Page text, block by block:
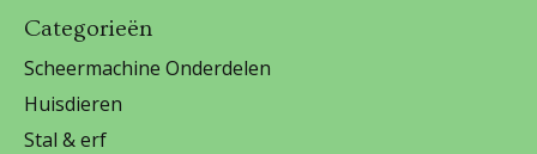
Categorieën
Scheermachine Onderdelen
Huisdieren
Stal & erf